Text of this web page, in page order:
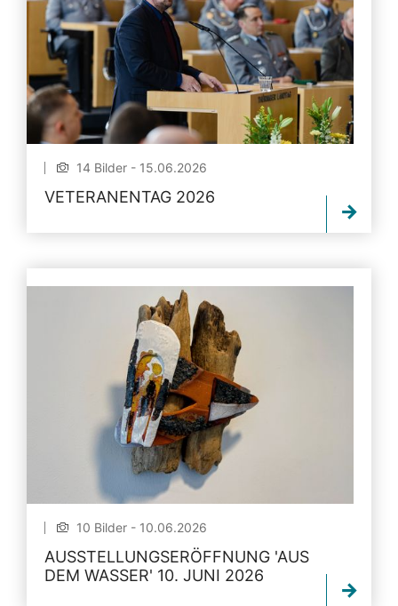
14 Bilder - 15.06.2026
VETERANENTAG 2026
10 Bilder - 10.06.2026
AUSSTELLUNGSERÖFFNUNG 'AUS
DEM WASSER' 10. JUNI 2026